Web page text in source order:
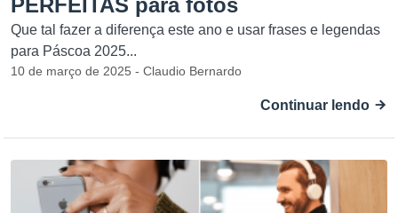
PERFEITAS para fotos
Que tal fazer a diferença este ano e usar frases e legendas
para Páscoa 2025...
10 de março de 2025 - Claudio Bernardo
Continuar lendo